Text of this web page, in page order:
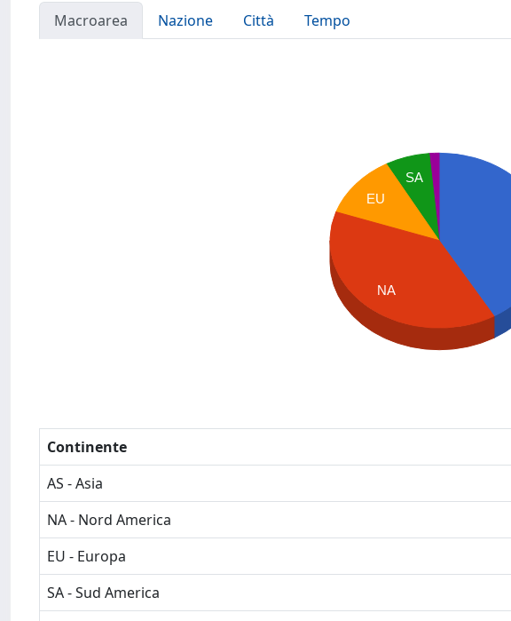
Macroarea Nazione Città
Tempo
SA
EU
NA
Continente
AS - Asia
NA - Nord America
EU - Europa
SA - Sud America